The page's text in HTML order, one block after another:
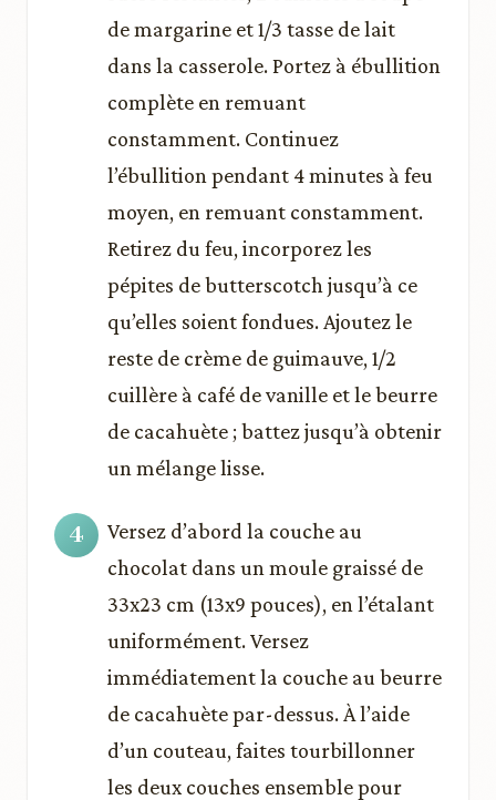
de margarine et 1/3 tasse de lait
dans la casserole. Portez à ébullition
complète en remuant
constamment. Continuez
l’ébullition pendant 4 minutes à feu
moyen, en remuant constamment.
Retirez du feu, incorporez les
pépites de butterscotch jusqu’à ce
qu’elles soient fondues. Ajoutez le
reste de crème de guimauve, 1/2
cuillère à café de vanille et le beurre
de cacahuète ; battez jusqu’à obtenir
un mélange lisse.
Versez d’abord la couche au
chocolat dans un moule graissé de
33x23 cm (13x9 pouces), en l’étalant
uniformément. Versez
immédiatement la couche au beurre
de cacahuète par-dessus. À l’aide
d’un couteau, faites tourbillonner
les deux couches ensemble pour